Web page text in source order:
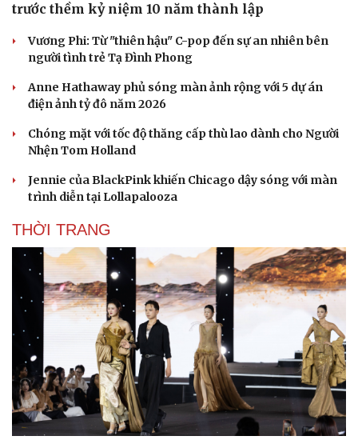
trước thềm kỷ niệm 10 năm thành lập
Vương Phi: Từ "thiên hậu" C-pop đến sự an nhiên bên
người tình trẻ Tạ Đình Phong
Anne Hathaway phủ sóng màn ảnh rộng với 5 dự án
điện ảnh tỷ đô năm 2026
Chóng mặt với tốc độ thăng cấp thù lao dành cho Người
Nhện Tom Holland
Jennie của BlackPink khiến Chicago dậy sóng với màn
trình diễn tại Lollapalooza
THỜI TRANG